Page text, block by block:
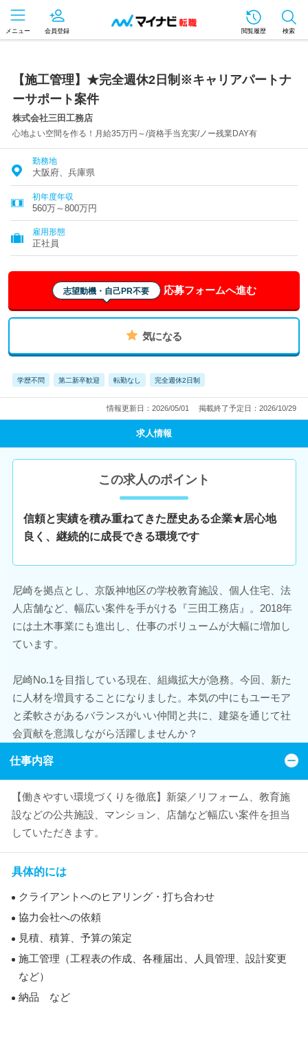
メニュー 会員登録 閲覧履歴 検索
【施工管理】★完全週休2日制※キャリアパートナ
ーサポート案件
株式会社三田工務店
心地よい空間を作る！月給35万円～/資格手当充実/ノー残業DAY有
勤務地
大阪府、兵庫県
初年度年収
560万～800万円
雇用形態
正社員
志望動機・自己PR不要 応募フォームへ進む
気になる
学歴不問 第二新卒歓迎 転勤なし 完全週休2日制
情報更新日：2026/05/01 掲載終了予定日：2026/10/29
求人情報
この求人のポイント
信頼と実績を積み重ねてきた歴史ある企業★居心地
良く、継続的に成長できる環境です
尼崎を拠点とし、京阪神地区の学校教育施設、個人住宅、法
人店舗など、幅広い案件を手がける『三田工務店』。2018年
には土木事業にも進出し、仕事のボリュームが大幅に増加し
ています。
尼崎No.1を目指している現在、組織拡大が急務。今回、新た
に人材を増員することになりました。本気の中にもユーモア
と柔軟さがあるバランスがいい仲間と共に、建築を通じて社
会貢献を意識しながら活躍しませんか？
仕事内容
【働きやすい環境づくりを徹底】新築／リフォーム、教育施
設などの公共施設、マンション、店舗など幅広い案件を担当
していただきます。
具体的には
クライアントへのヒアリング・打ち合わせ
協力会社への依頼
見積、積算、予算の策定
施工管理（工程表の作成、各種届出、人員管理、設計変更
など）
納品 など